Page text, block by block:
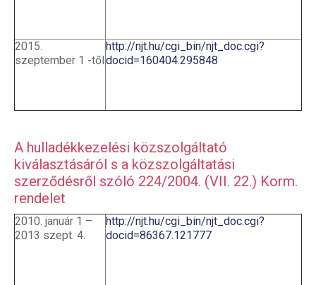
2015.
szeptember 1 -től
http://njt.hu/cgi_bin/njt_doc.cgi?
docid=160404.295848
A hulladékkezelési közszolgáltató
kiválasztásáról s a közszolgáltatási
szerződésről szóló 224/2004. (VII. 22.) Korm.
rendelet
2010. január 1 –
2013 szept. 4.
http://njt.hu/cgi_bin/njt_doc.cgi?
docid=86367.121777